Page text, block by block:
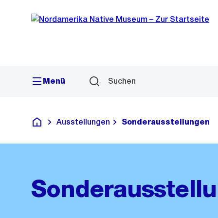
Navigation
Sprunglink
Menü Suchen
Deutsch
Ausstellungen Sonderausstellungen